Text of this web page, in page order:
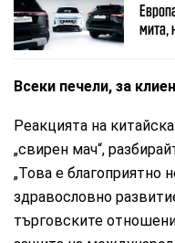
мита,
Всеки печели, за
Реакцията на
„свирен мач“,
„Това е благоприятно
здравословно
търговските